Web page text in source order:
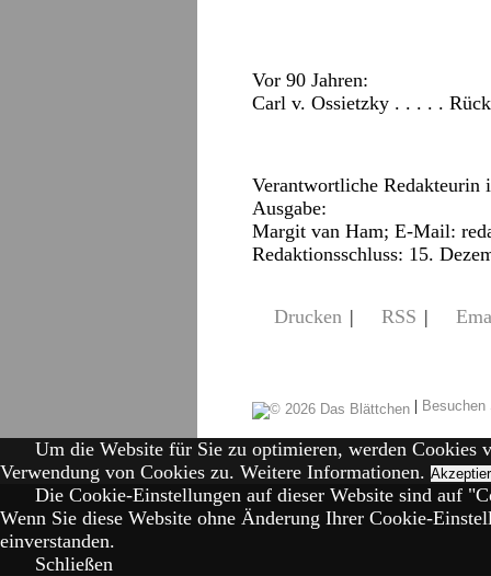
Vor 90 Jahren:
Carl v. Ossietzky . . . . .
Verantwortliche
Ausgabe:
Margit van Ham; E-Mail:
Redaktionsschluss: 15.
Drucken | RSS |
|
Um die Website für Sie zu optimieren, werden Cookies
Verwendung von Cookies zu. Weitere Informationen.
Die Cookie-Einstellungen auf dieser Website sind auf
Wenn Sie diese Website ohne Änderung Ihrer Cookie-
einverstanden.
Schließen